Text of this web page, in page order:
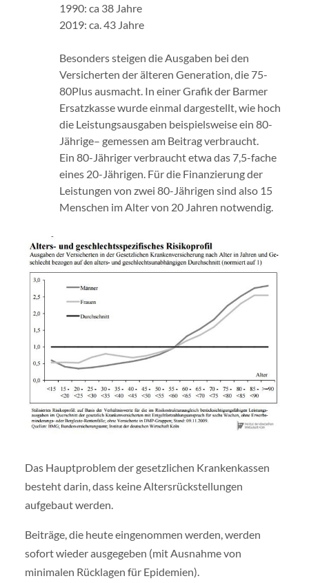
1990: ca 38 Jahre
2019: ca. 43 Jahre
Besonders steigen die Ausgaben bei den
Versicherten der älteren Generation, die 75-
80Plus ausmacht. In einer Grafik der Barmer
Ersatzkasse wurde einmal dargestellt, wie hoch
die Leistungsausgaben beispielsweise ein 80-
Jährige– gemessen am Beitrag verbraucht.
Ein 80-Jähriger verbraucht etwa das 7,5-fache
eines 20-Jährigen. Für die Finanzierung der
Leistungen von zwei 80-Jährigen sind also 15
Menschen im Alter von 20 Jahren notwendig.
Das Hauptproblem der gesetzlichen Krankenkassen
besteht darin, dass keine Altersrückstellungen
aufgebaut werden.
Beiträge, die heute eingenommen werden, werden
sofort wieder ausgegeben (mit Ausnahme von
minimalen Rücklagen für Epidemien).